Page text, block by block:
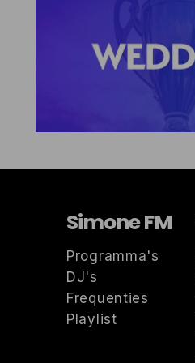
Simone FM
Programma's
DJ's
Frequenties
Playlist